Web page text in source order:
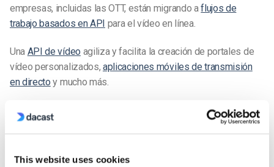
This website uses cookies
empresas, incluidas las OTT, están migrando aflujos de
trabajo basados en API para el vídeo en línea.
Una API de vídeo agiliza y facilita la creación de portales de
vídeo personalizados, aplicaciones móviles de transmisión
en directoy mucho más.
Según Streaming Media, “el flujo de trabajo y el entorno de
distribución de vídeo son increíblemente complejos, y la
control más preciso de las tareas -especialmente cuando se